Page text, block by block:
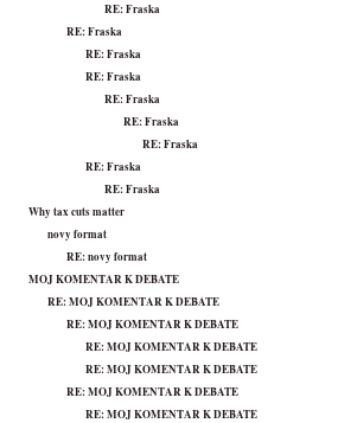
RE: Fraska
RE: Fraska
RE: Fraska
RE: Fraska
RE: Fraska
RE: Fraska
RE: Fraska
RE: Fraska
RE: Fraska
Why tax cuts matter
novy format
RE: novy format
MOJ KOMENTAR K DEBATE
RE: MOJ KOMENTAR K DEBATE
RE: MOJ KOMENTAR K DEBATE
RE: MOJ KOMENTAR K DEBATE
RE: MOJ KOMENTAR K DEBATE
RE: MOJ KOMENTAR K DEBATE
RE: MOJ KOMENTAR K DEBATE